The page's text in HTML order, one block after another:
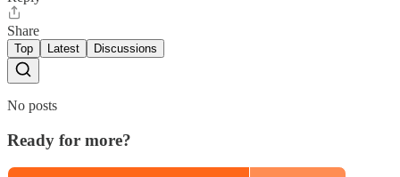
Share
Top Latest Discussions
No posts
Ready for more?